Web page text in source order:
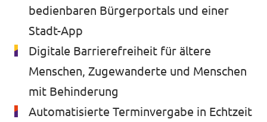
bedienbaren Bürgerportals und einer
Stadt-App
Digitale Barrierefreiheit für ältere
Menschen, Zugewanderte und Menschen
mit Behinderung
Automatisierte Terminvergabe in Echtzeit